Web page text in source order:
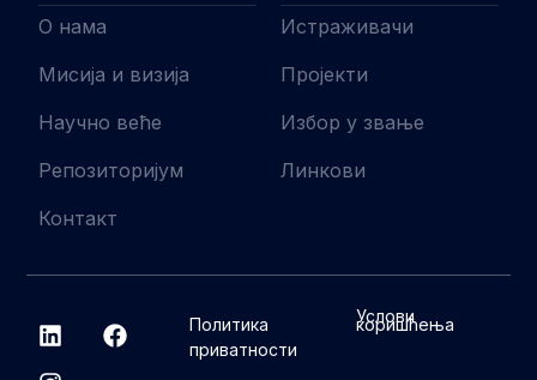
О нама
Мисија и визија
Научно веће
Репозиторијум
Контакт
Истраживачи
Пројекти
Избор у звање
Линкови
i
a
n
Политика
приватности
Услови
коришћења